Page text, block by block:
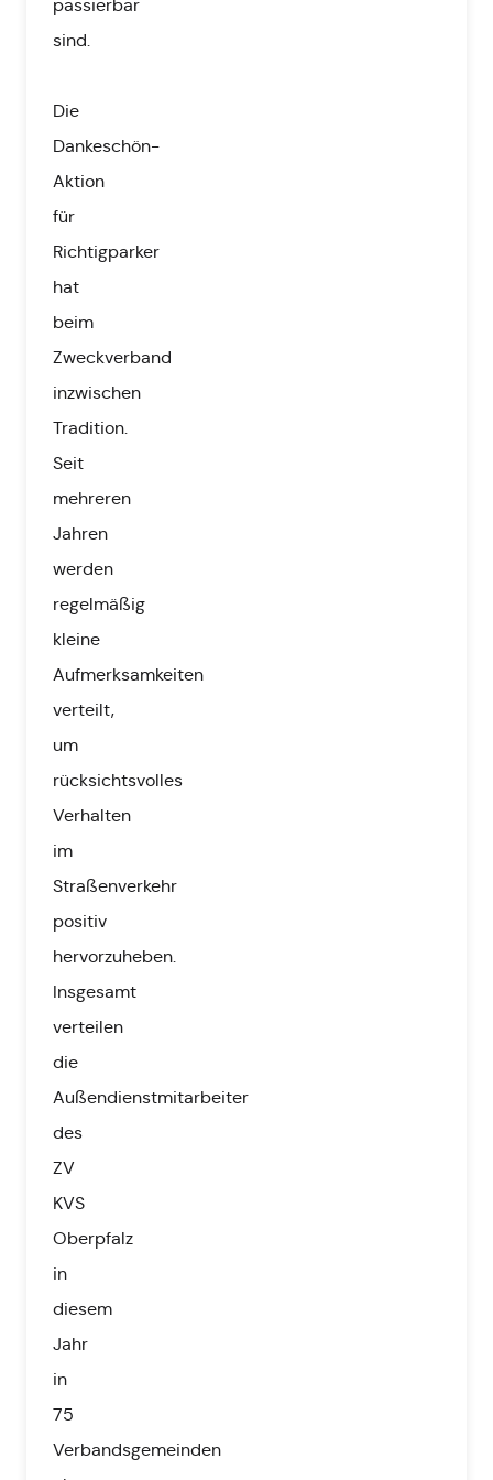
passierbar
sind.
Die
Dankeschön-
Aktion
für
Richtigparker
hat
beim
Zweckverband
inzwischen
Tradition.
Seit
mehreren
Jahren
werden
regelmäßig
kleine
Aufmerksamkeiten
verteilt,
um
rücksichtsvolles
Verhalten
im
Straßenverkehr
positiv
hervorzuheben.
Insgesamt
verteilen
die
Außendienstmitarbeiter
des
ZV
KVS
Oberpfalz
in
diesem
Jahr
in
75
Verbandsgemeinden